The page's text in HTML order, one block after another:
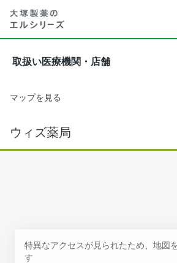
取扱い医療機関・店舗
マップを見る
ウィズ薬局
特異なアクセスが見られたため、地図
す